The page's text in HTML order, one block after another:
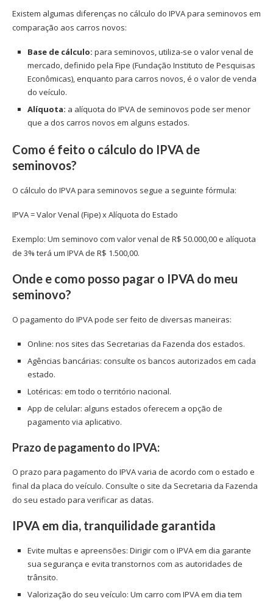
Existem algumas diferenças no cálculo do IPVA para seminovos em
comparação aos carros novos:
Base de cálculo: para seminovos, utiliza-se o valor venal de
mercado, definido pela Fipe (Fundação Instituto de Pesquisas
Econômicas), enquanto para carros novos, é o valor de venda
do veículo.
Alíquota: a alíquota do IPVA de seminovos pode ser menor
que a dos carros novos em alguns estados.
Como é feito o cálculo do IPVA de
seminovos?
O cálculo do IPVA para seminovos segue a seguinte fórmula:
IPVA = Valor Venal (Fipe) x Alíquota do Estado
Exemplo: Um seminovo com valor venal de R$ 50.000,00 e alíquota
de 3% terá um IPVA de R$ 1.500,00.
Onde e como posso pagar o IPVA do meu
seminovo?
O pagamento do IPVA pode ser feito de diversas maneiras:
Online: nos sites das Secretarias da Fazenda dos estados.
Agências bancárias: consulte os bancos autorizados em cada
estado.
Lotéricas: em todo o território nacional.
App de celular: alguns estados oferecem a opção de
pagamento via aplicativo.
Prazo de pagamento do IPVA:
O prazo para pagamento do IPVA varia de acordo com o estado e
final da placa do veículo. Consulte o site da Secretaria da Fazenda
do seu estado para verificar as datas.
IPVA em dia, tranquilidade garantida
Evite multas e apreensões: Dirigir com o IPVA em dia garante
sua segurança e evita transtornos com as autoridades de
trânsito.
Valorização do seu veículo: Um carro com IPVA em dia tem